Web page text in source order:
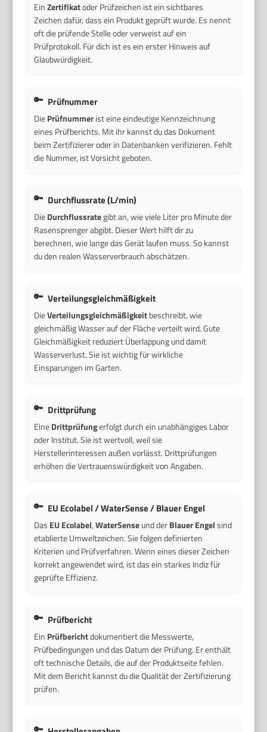
EinZertifikatoder Prüfzeichen ist ein sichtbares
Zeichen dafür, dass ein Produkt geprüft wurde. Es nennt
oft die prüfende Stelle oder verweist auf ein
Prüfprotokoll. Für dich ist es ein erster Hinweis auf
Glaubwürdigkeit.
Prüfnummer
DiePrüfnummerist eine eindeutige Kennzeichnung
eines Prüfberichts. Mit ihr kannst du das Dokument
beim Zertifizierer oder in Datenbanken verifizieren. Fehlt
die Nummer, ist Vorsicht geboten.
Durchflussrate (L/min)
DieDurchflussrategibt an, wie viele Liter pro Minute der
Rasensprenger abgibt. Dieser Wert hilft dir zu
berechnen, wie lange das Gerät laufen muss. So kannst
du den realen Wasserverbrauch abschätzen.
Verteilungsgleichmäßigkeit
DieVerteilungsgleichmäßigkeitbeschreibt, wie
gleichmäßig Wasser auf der Fläche verteilt wird. Gute
Gleichmäßigkeit reduziert Überlappung und damit
Wasserverlust. Sie ist wichtig für wirkliche
Einsparungen im Garten.
Drittprüfung
EineDrittprüfungerfolgt durch ein unabhängiges Labor
oder Institut. Sie ist wertvoll, weil sie
Herstellerinteressen außen vorlässt. Drittprüfungen
erhöhen die Vertrauenswürdigkeit von Angaben.
EU Ecolabel / WaterSense / Blauer Engel
Das EU Ecolabel,WaterSenseund derBlauer Engelsind
etablierte Umweltzeichen. Sie folgen definierten
Kriterien und Prüfverfahren. Wenn eines dieser Zeichen
korrekt angewendet wird, ist das ein starkes Indiz für
geprüfte Effizienz.
Prüfbericht
Ein Prüfberichtdokumentiert die Messwerte,
Prüfbedingungen und das Datum der Prüfung. Er enthält
oft technische Details, die auf der Produktseite fehlen.
Mit dem Bericht kannst du die Qualität der Zertifizierung
prüfen.